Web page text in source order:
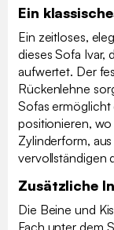
Ein
Ein zeitloses,
dieses Sofa Ivar,
aufwertet. Der
Rückenlehne
Sofas ermöglicht
positionieren, wo
Zylinderform,
vervollständigen
Zusätzliche
Die Beine und
Fach unter dem